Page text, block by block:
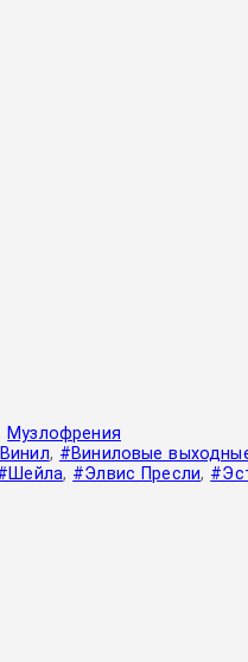
Музлофрения
, #Виниловые
, #Элвис Пресли,